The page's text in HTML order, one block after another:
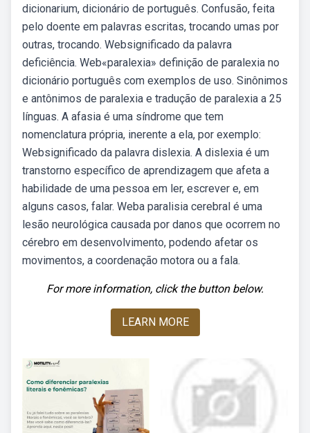
dicionarium, dicionário de português. Confusão, feita
pelo doente em palavras escritas, trocando umas por
outras, trocando. Websignificado da palavra
deficiência. Web«paralexia» definição de paralexia no
dicionário português com exemplos de uso. Sinônimos
e antônimos de paralexia e tradução de paralexia a 25
línguas. A afasia é uma síndrome que tem
nomenclatura própria, inerente a ela, por exemplo:
Websignificado da palavra dislexia. A dislexia é um
transtorno específico de aprendizagem que afeta a
habilidade de uma pessoa em ler, escrever e, em
alguns casos, falar. Weba paralisia cerebral é uma
lesão neurológica causada por danos que ocorrem no
cérebro em desenvolvimento, podendo afetar os
movimentos, a coordenação motora ou a fala.
For more information, click the button below.
LEARN MORE